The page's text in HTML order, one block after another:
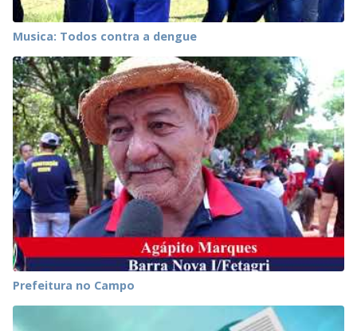
Musica: Todos contra a dengue
Prefeitura no Campo